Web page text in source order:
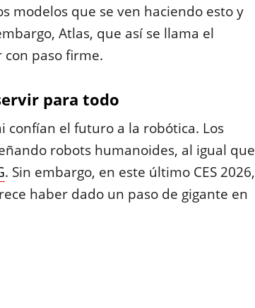
modelos que se ven haciendo esto y
Atlas, que así se llama el
paso firme.
para todo
confían el futuro a la robótica. Los
robots humanoides, al igual que
. Sin embargo, en este último CES 2026,
haber dado un paso de gigante en